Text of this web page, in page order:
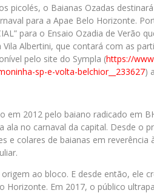
picolés, o Baianas Ozadas
para a Apae Belo Horizonte.
para o Ensaio Ozadia de Verão
Albertini, que contará com as
pelo site do Sympla (https://
sp-e-volta-belchior_ _233627)
em 2012 pelo baiano radicado em
ala no carnaval da capital. Desde o
e colares de baianas em
ao bloco. E desde então, ele
Horizonte. Em 2017, o público